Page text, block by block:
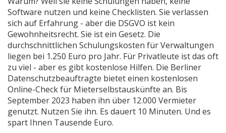
Software nutzen und keine Checklisten. Sie verlassen
sich auf Erfahrung - aber die DSGVO ist kein
Gewohnheitsrecht. Sie ist ein Gesetz. Die
durchschnittlichen Schulungskosten für Verwaltungen
liegen bei 1.250 Euro pro Jahr. Für Privatleute ist das oft
zu viel - aber es gibt kostenlose Hilfen. Die Berliner
Datenschutzbeauftragte bietet einen kostenlosen
Online-Check für Mieterselbstauskünfte an. Bis
September 2023 haben ihn über 12.000 Vermieter
genutzt. Nutzen Sie ihn. Es dauert 10 Minuten. Und es
spart Ihnen Tausende Euro.